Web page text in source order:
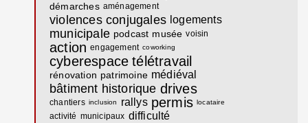
démarches aménagement
violences conjugales logements
municipale podcast musée voisin
action engagement coworking
cyberespace télétravail
rénovation patrimoine médiéval
bâtiment historique drives
chantiers inclusion rallys permis locataire
activité municipaux difficulté